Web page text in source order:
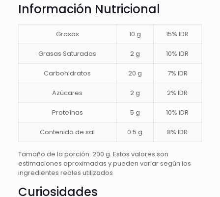
Información Nutricional
Grasas 10 g 15% IDR
Grasas Saturadas 2 g 10% IDR
Carbohidratos 20 g 7% IDR
Azúcares 2 g 2% IDR
Proteínas 5 g 10% IDR
Contenido de sal 0.5 g 8% IDR
Tamaño de la porción: 200 g. Estos valores son
estimaciones aproximadas y pueden variar según los
ingredientes reales utilizados
Curiosidades